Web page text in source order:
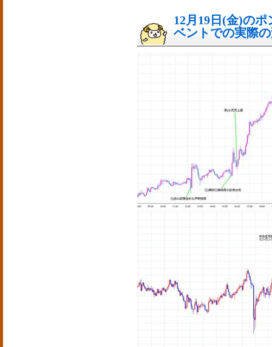
12月19日(金)の
ベントでの実際